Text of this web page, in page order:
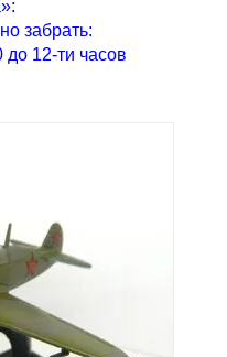
забрать:
12-ти часов